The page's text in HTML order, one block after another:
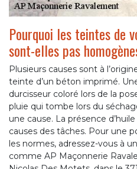
Pourquoi les teintes de
sont-elles pas
Plusieurs causes sont à
teinte d’un béton imprimé.
durcisseur coloré lors de la
pluie qui tombe lors du
une cause. La présence
causes des tâches. Pour une
les normes, adressez-vous à
comme AP Maçonnerie